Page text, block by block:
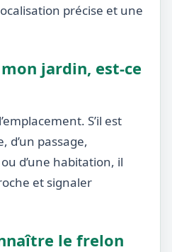
précise et une
jardin, est-ce
S’il est
d’un passage,
d’une habitation, il
et signaler
le frelon